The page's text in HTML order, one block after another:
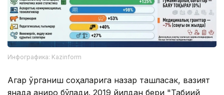
Инфографика: Kazinform
Агар ўрганиш соҳаларига назар ташласак, вазият
янада аниқроқ бўлади. 2019 йилдан бери "Табиий